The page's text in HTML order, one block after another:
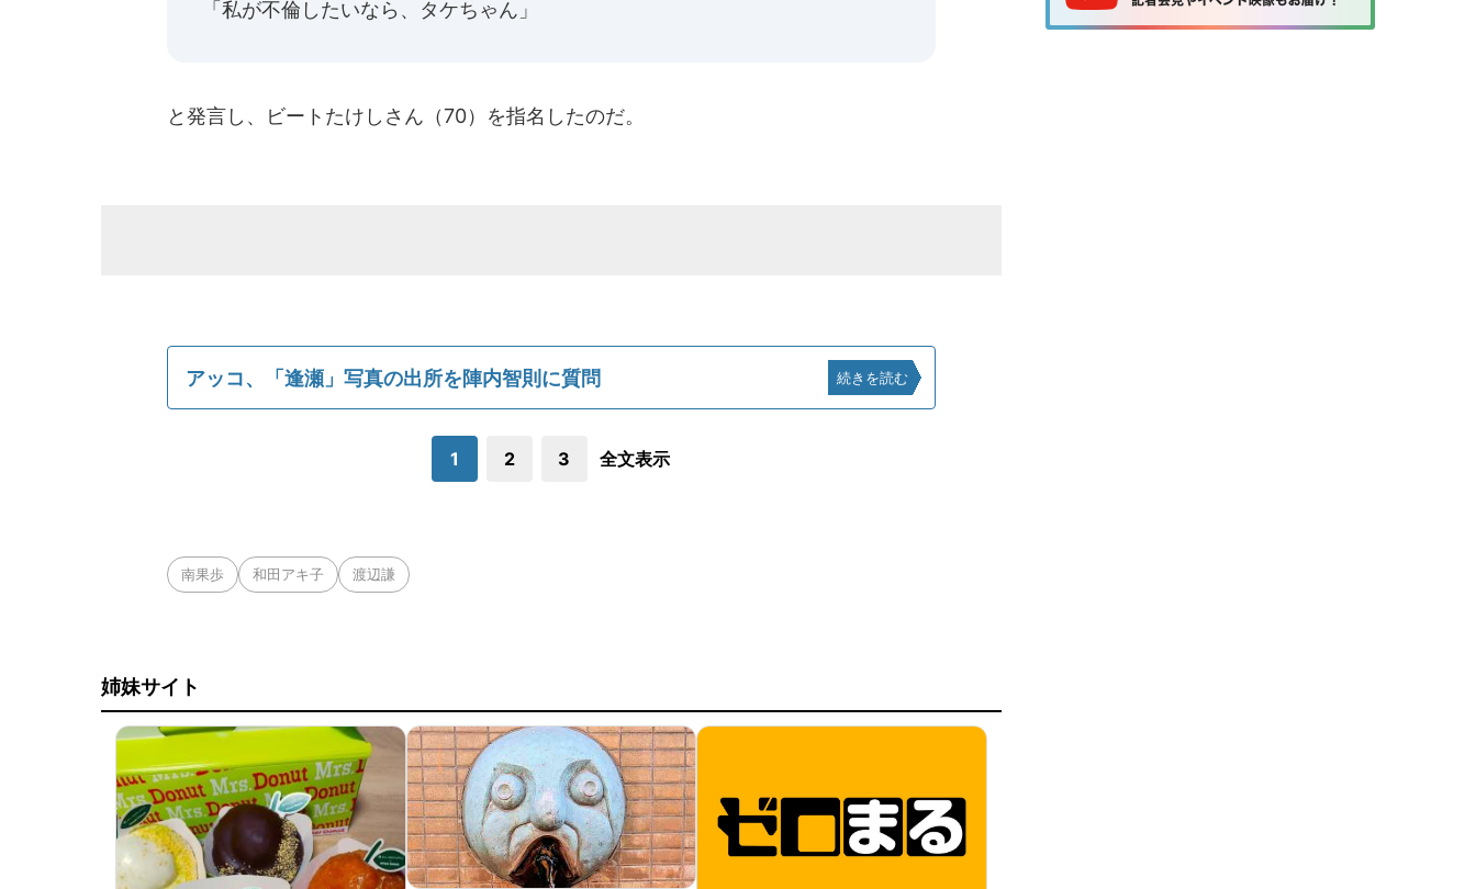
「私が不倫したいなら、タケちゃん」
と発言し、ビートたけしさん（70）を指名したのだ。
アッコ、「逢瀬」写真の出所を陣内智則に質問 続きを読む
1 2 3 全文表示
南果歩 和田アキ子 渡辺謙
姉妹サイト